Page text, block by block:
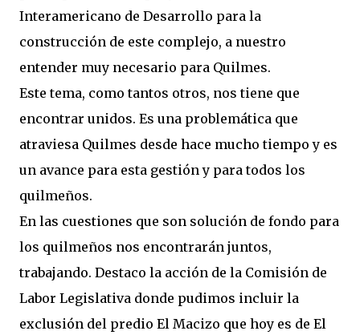
Interamericano de Desarrollo para la
construcción de este complejo, a nuestro
entender muy necesario para Quilmes.
Este tema, como tantos otros, nos tiene que
encontrar unidos. Es una problemática que
atraviesa Quilmes desde hace mucho tiempo y es
un avance para esta gestión y para todos los
quilmeños.
En las cuestiones que son solución de fondo para
los quilmeños nos encontrarán juntos,
trabajando. Destaco la acción de la Comisión de
Labor Legislativa donde pudimos incluir la
exclusión del predio El Macizo que hoy es de El